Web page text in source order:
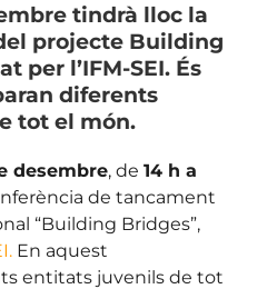
tindrà lloc la
projecte Building
per l’IFM-SEI. És
diferents
tot el món.
desembre, de 14 h a
de tancament
“Building Bridges”,
. En aquest
entitats juvenils de tot